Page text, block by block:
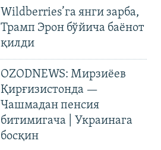
Wildberries’га янги зарба,
Трамп Эрон бўйича баёнот
қилди
OZODNEWS: Мирзиёев
Қирғизистонда —
Чашмадан пенсия
битимигача | Украинага
босқин